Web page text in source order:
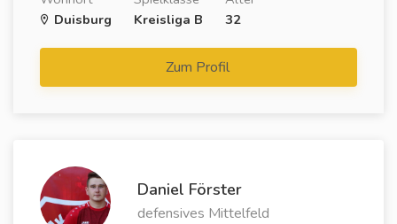
Duisburg
Kreisliga B
32
Zum Profil
Daniel Förster
defensives Mittelfeld